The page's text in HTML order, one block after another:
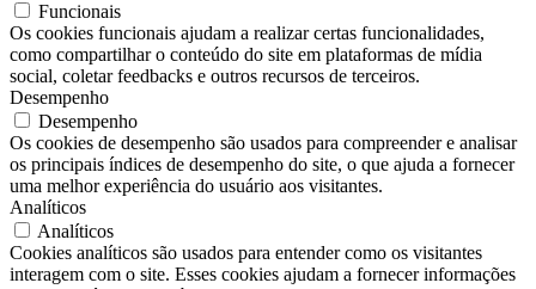
Funcionais
Os cookies funcionais ajudam a realizar certas funcionalidades,
como compartilhar o conteúdo do site em plataformas de mídia
social, coletar feedbacks e outros recursos de terceiros.
Desempenho
Desempenho
Os cookies de desempenho são usados ​​para compreender e analisar
os principais índices de desempenho do site, o que ajuda a fornecer
uma melhor experiência do usuário aos visitantes.
Analíticos
Analíticos
Cookies analíticos são usados ​​para entender como os visitantes
interagem com o site. Esses cookies ajudam a fornecer informações